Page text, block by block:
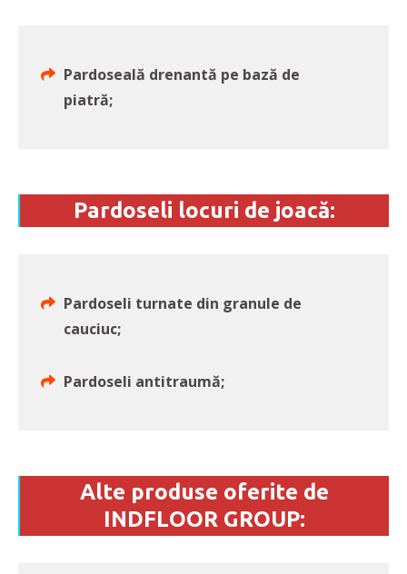
Pardoseală drenantă pe bază de
piatră;
Pardoseli locuri de joacă:
Pardoseli turnate din granule de
cauciuc;
Pardoseli antitraumă;
Alte produse oferite de
INDFLOOR GROUP: